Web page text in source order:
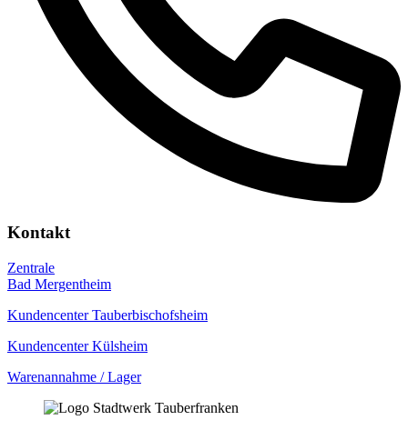
Kontakt
Zentrale
Bad Mergentheim
Kundencenter Tauberbischofsheim
Kundencenter Külsheim
Warenannahme / Lager